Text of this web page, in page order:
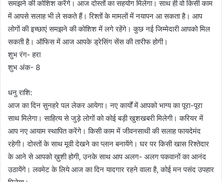
समझने की कोशिश करेंगे। आज दोस्तों का सहयोग मिलेगा। साथ ही वो किसी काम
में आपसे सलाह भी ले सकते हैं। रिश्तों के मामलों में नयापन आ सकता है। आप
लोगों की इच्छाएं समझने की कोशिश में लगे रहेंगे। कुछ नई जिम्मेदारी आपको मिल
सकती है। ऑफिस में आज आपके ड्रेसिंग सेंस की तारीफ होगी।
शुभ रंग- हरा
शुभ अंक- 8
धनु राशि:
आज का दिन सुनहरे पल लेकर आयेगा। नए कार्यों में आपको भाग्य का पूरा-पूरा
साथ मिलेगा। साहित्य से जुड़े लोगों को कोई बड़ी खुशखबरी मिलेगी। करियर में
आप नए आयाम स्थापित करेंगे। किसी काम में जीवनसाथी की सलाह फायदेमंद
रहेगी। दोस्तों के साथ मूवी देखने का प्लान बनायेंगे। घर पर किसी खास रिश्तेदार
के आने से आपको ख़ुशी होगी, उनके साथ आप अलग- अलग पकवानों का आनंद
उठायेंगे। लवमेट के लिये आज का दिन यादगार रहने वाला है, कोई मन पसंद उपहार